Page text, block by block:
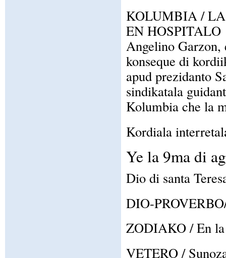
KOLUMBIA / LA
EN HOSPITALO
Angelino Garzon,
konseque di
apud prezidanto
sindikatala
Kolumbia che la
Kordiala
Ye la 9ma di
Dio di santa
DIO-
ZODIAKO / En la
VETERO /